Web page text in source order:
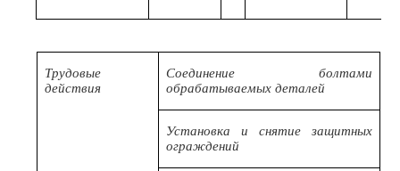
Трудовые
действия
Соединение болтами
обрабатываемых деталей
Установка и снятие защитных
ограждений